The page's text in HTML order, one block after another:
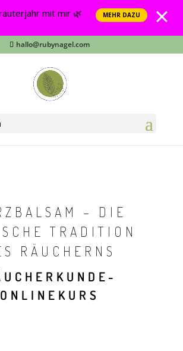
mit mir 🌿 MEHR DAZU
hallo@rubynagel.com
– DIE
TRADITION
RÄUCHERNS
ONLINEKURS